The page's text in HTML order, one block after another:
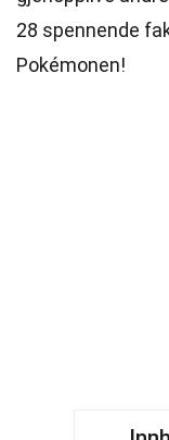
28 spennende
Pokémonen!